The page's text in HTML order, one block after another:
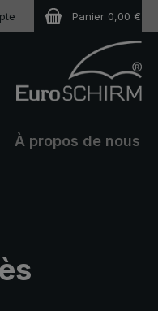
dans votre liste de souhaits
Panier 0,00 €
À propos de nous